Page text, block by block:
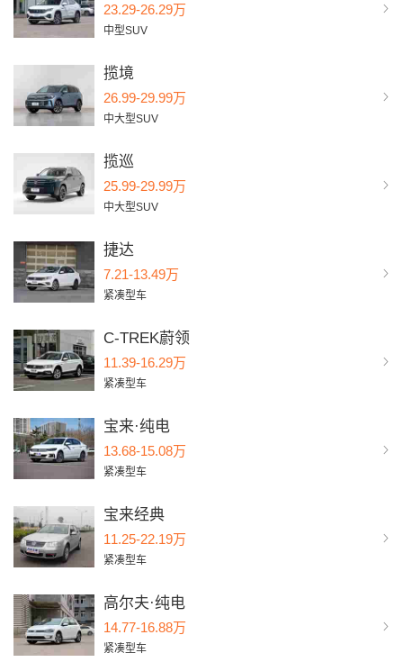
23.29-26.29万
中型SUV
揽境
26.99-29.99万
中大型SUV
揽巡
25.99-29.99万
中大型SUV
捷达
7.21-13.49万
紧凑型车
C-TREK蔚领
11.39-16.29万
紧凑型车
宝来·纯电
13.68-15.08万
紧凑型车
宝来经典
11.25-22.19万
紧凑型车
高尔夫·纯电
14.77-16.88万
紧凑型车